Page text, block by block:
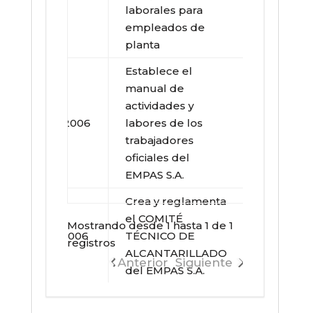
laborales para
empleados de
planta
30/10/2006
Establece el
manual de
actividades y
labores de los
trabajadores
oficiales del
EMPAS S.A.
01/12/2006
Crea y reglamenta
el COMITÉ
TÉCNICO DE
ALCANTARILLADO
del EMPAS S.A.
Crea y reglamenta
Mostrando desde 1 hasta 1 de 1
registros
Anterior Siguiente